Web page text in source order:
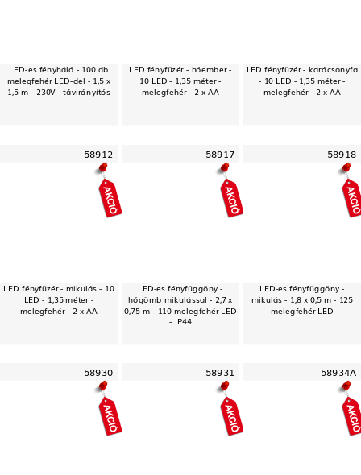
LED-es fényháló - 100 db
melegfehér LED-del - 1,5 x
1,5 m - 230V - távirányítós
LED fényfüzér - hóember -
10 LED - 1,35 méter -
melegfehér - 2 x AA
LED fényfüzér - karácsonyfa
- 10 LED - 1,35 méter -
melegfehér - 2 x AA
58912
LED fényfüzér - mikulás - 10
LED - 1,35 méter -
melegfehér - 2 x AA
58917
LED-es fényfüggöny -
hógömb mikulással - 2,7 x
0,75 m - 110 melegfehér LED
- IP44
58918
LED-es fényfüggöny -
mikulás - 1,8 x 0,5 m - 125
melegfehér LED
58930 58931 58934A